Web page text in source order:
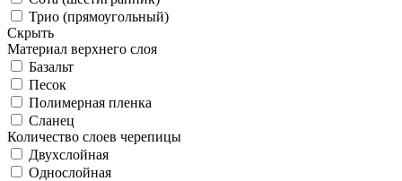
Трио (прямоугольный)
Скрыть
Материал верхнего слоя
Базальт
Песок
Полимерная пленка
Сланец
Количество слоев черепицы
Двухслойная
Однослойная